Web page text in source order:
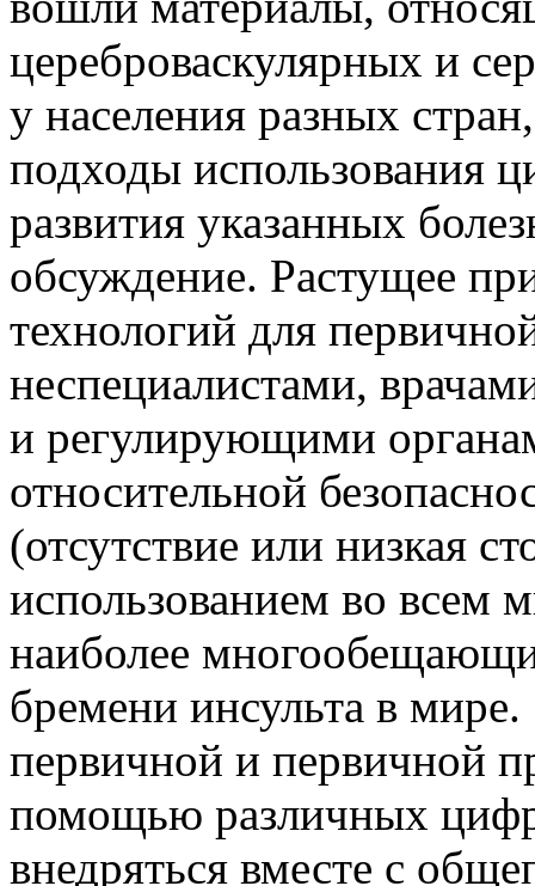
цереброваскулярных и
у населения разных
подходы использования
развития указанных
обсуждение. Растущее
технологий для
неспециалистами,
и регулирующими
относительной
(отсутствие или низкая
использованием во всем
наиболее
бремени инсульта в
первичной и первичной
помощью различных
внедряться вместе с